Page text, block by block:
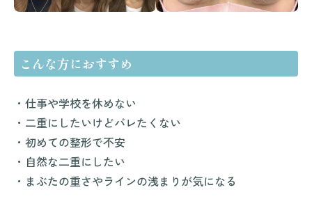
こんな方におすすめ
・仕事や学校を休めない
・二重にしたいけどバレたくない
・初めての整形で不安
・自然な二重にしたい
・まぶたの重さやラインの浅まりが気になる